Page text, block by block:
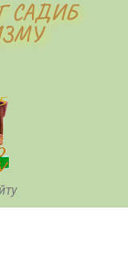
САДИБ